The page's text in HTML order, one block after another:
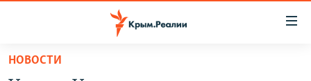
Вернуться
НОВОСТИ